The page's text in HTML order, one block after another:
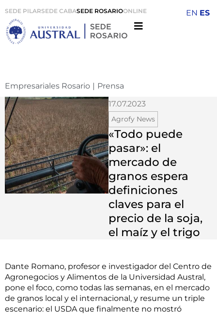
SEDE PILARSEDE CABASEDE ROSARIOONLINE
Empresariales Rosario | Prensa
17.07.2023
Agrofy News
«Todo puede
pasar»: el
mercado de
granos espera
definiciones
claves para el
precio de la soja,
el maíz y el trigo
Dante Romano, profesor e investigador del Centro de
Agronegocios y Alimentos de la Universidad Austral,
pone el foco, como todas las semanas, en el mercado
de granos local y el internacional, y resume un triple
escenario: el USDA que finalmente no mostró
EN ES